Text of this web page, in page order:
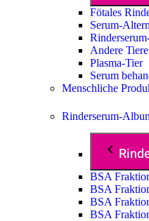
Fötales
Serum-
Andere
Plasma-Tier
Serum
Menschliche
Rinderserum-
BSA
BSA
BSA
BSA